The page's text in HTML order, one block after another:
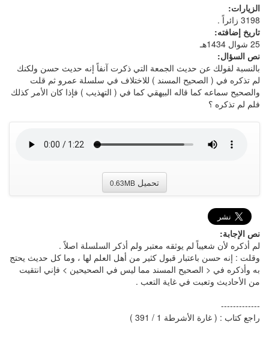
الزيارات:
3198 زائراً .
تاريخ إضافته:
25 شوال 1434هـ
نص السؤال:
بالنسبة لقولك عن حديث الجمعة التي ذكرت آنفاً إنه حديث حسن ولكنك
لم تذكره في ( الصحيح المسند ) للاختلاف في سلسلة عمرو ثم قلت
والصحيح سماعه كما قاله البيهقي كما في ( التهذيب ) فإذا كان الأمر كذلك
فلم لم تذكره ؟
تحميل 0.63MB
نص الإجابة:
لم أذكره لأن شعيباً لم يوثقه معتبر ولم أذكر السلسلة اصلاً .
وقلت : إنه حسن باعتبار قبول كثير من أهل العلم لها ، وما كل حديث يحتج
به وأذكره في < الصحيح المسند مما ليس في الصحيحين > فإني انتقيت
من الأحاديث وتعبت في غاية التعب .
-------------
راجع كتاب : ( غارة الأشرطة 1 / 391 )